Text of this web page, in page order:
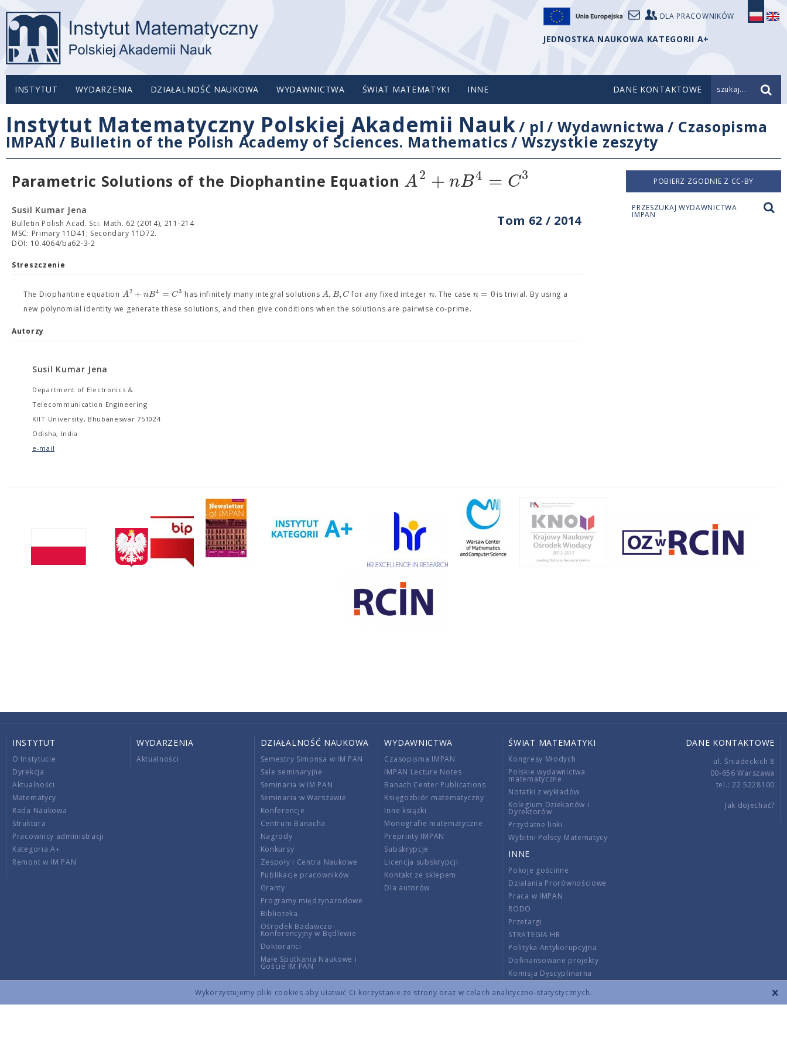
Wykorzystujemy pliki cookies aby ułatwić Ci korzystanie ze strony oraz w celach analityczno-statystycznych.
DLA PRACOWNIKÓW
JEDNOSTKA NAUKOWA KATEGORII A+
INSTYTUT WYDARZENIA DZIAŁALNOŚĆ NAUKOWA WYDAWNICTWA ŚWIAT MATEMATYKI INNE DANE KONTAKTOWE szukaj...
Instytut Matematyczny Polskiej Akademii Nauk/ pl /Wydawnictwa / Czasopisma
IMPAN / Bulletin of the Polish Academy of Sciences. Mathematics /Wszystkie zeszyty
Parametric Solutions of the Diophantine Equation A2 +nB4 = C3
Tom 62 / 2014
Susil Kumar Jena
Bulletin Polish Acad. Sci. Math. 62 (2014), 211-214
MSC: Primary 11D41; Secondary 11D72.
DOI: 10.4064/ba62-3-2
Streszczenie
The Diophantine equation A2 + nB4 = C3 has infinitely many integral solutionsA,B,Cfor any fixed integer n. The casen = 0is trivial. By using a
new polynomial identity we generate these solutions, and then give conditions when the solutions are pairwise co-prime.
Autorzy
Susil Kumar Jena
Department of Electronics &
Telecommunication Engineering
KIIT University, Bhubaneswar 751024
Odisha, India
e-mail
POBIERZ ZGODNIE Z CC-BY
PRZESZUKAJ WYDAWNICTWA
IMPAN
INSTYTUT
O Instytucie
Dyrekcja
Aktualności
Matematycy
Rada Naukowa
Struktura
Pracownicy administracji
Kategoria A+
Remont w IM PAN
WYDARZENIA
Aktualności
DZIAŁALNOŚĆ NAUKOWA
Semestry Simonsa w IM PAN
Sale seminaryjne
Seminaria w IM PAN
Seminaria w Warszawie
Konferencje
Centrum Banacha
Nagrody
Konkursy
Zespoły i Centra Naukowe
Publikacje pracowników
Granty
Programy międzynarodowe
Biblioteka
Ośrodek Badawczo-
Konferencyjny w Będlewie
Doktoranci
Małe Spotkania Naukowe i
Goście IM PAN
WYDAWNICTWA
Czasopisma IMPAN
IMPAN Lecture Notes
Banach Center Publications
Księgozbiór matematyczny
Inne książki
Monografie matematyczne
Preprinty IMPAN
Subskrypcje
Licencja subskrypcji
Kontakt ze sklepem
Dla autorów
ŚWIAT MATEMATYKI
Kongresy Młodych
Polskie wydawnictwa
matematyczne
Notatki z wykładów
Kolegium Dziekanów i
Dyrektorów
Przydatne linki
Wybitni Polscy Matematycy
INNE
Pokoje gościnne
Działania Prorównościowe
Praca w IMPAN
RODO
Przetargi
STRATEGIA HR
Polityka Antykorupcyjna
Dofinansowane projekty
Komisja Dyscyplinarna
Wnoszenie opłat
DANE KONTAKTOWE
ul. Śniadeckich 8
00-656 Warszawa
tel.: 22 5228100
Jak dojechać?